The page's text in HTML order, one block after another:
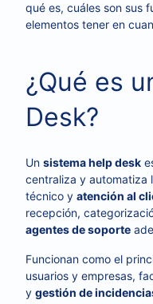
qué es, cuáles son sus
elementos tener en
¿Qué es
Desk?
Un sistema help desk
centraliza y automatiza
técnico y atención al
recepción,
agentes de soporte
Funcionan como el
usuarios y empresas,
y gestión de